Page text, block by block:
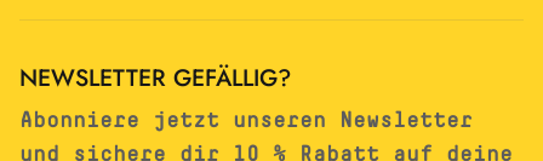
NEWSLETTER GEFÄLLIG?
Abonniere jetzt unseren Newsletter
und sichere dir 10 % Rabatt auf deine